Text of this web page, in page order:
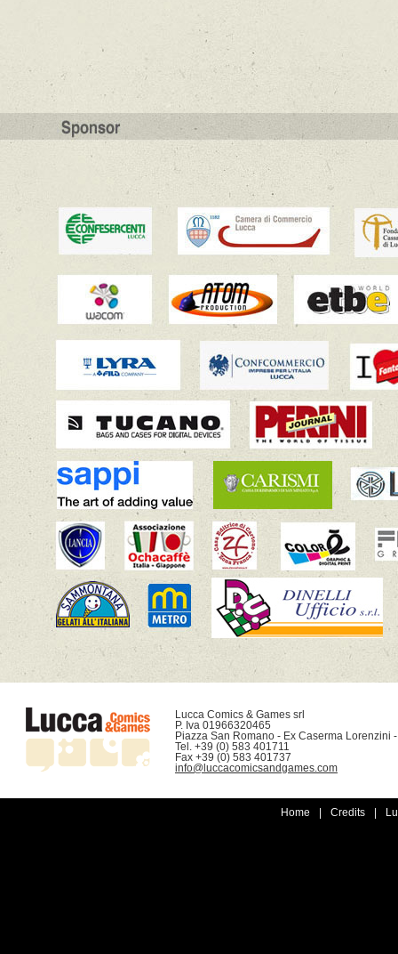
Lucca Comics & Games srl
P. Iva 01966320465
Piazza San Romano - Ex Caserma Lorenzini
Tel. +39 (0) 583 401711
info@luccacomicsandgames.com
Home Credits